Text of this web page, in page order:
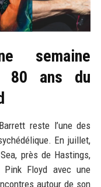
semaine
80 ans du
reste l’une des
En juillet,
près de Hastings,
Pink Floyd avec une
autour de son